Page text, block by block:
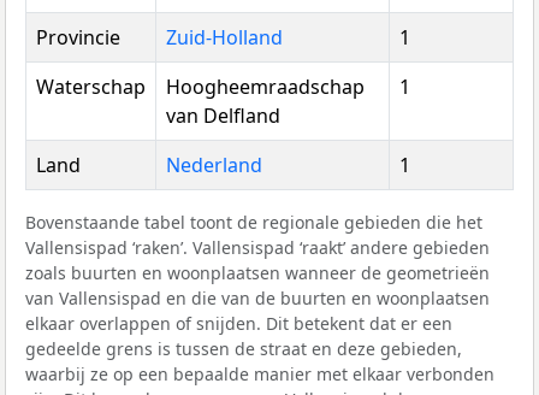
Provincie
Zuid-Holland
1
Waterschap
Hoogheemraadschap
van Delfland
1
Land Nederland 1
Bovenstaande tabel toont de regionale gebieden die het
Vallensispad ‘raken’. Vallensispad ‘raakt’ andere gebieden
zoals buurten en woonplaatsen wanneer de geometrieën
van Vallensispad en die van de buurten en woonplaatsen
elkaar overlappen of snijden. Dit betekent dat er een
gedeelde grens is tussen de straat en deze gebieden,
waarbij ze op een bepaalde manier met elkaar verbonden